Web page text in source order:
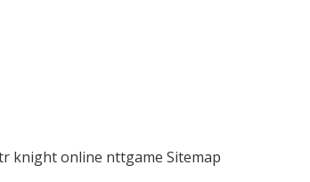
knight online nttgame Sitemap